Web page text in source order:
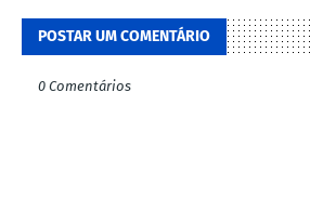
POSTAR UM COMENTÁRIO
0 Comentários